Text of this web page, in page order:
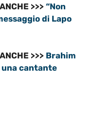
>>> “Non
di Lapo
>>> Brahim
una cantante